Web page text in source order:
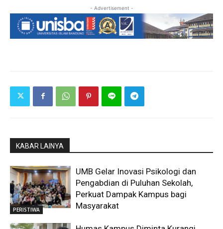
- Advertisement -
KABAR LAINYA
PERISTIWA
UMB Gelar Inovasi Psikologi dan
Pengabdian di Puluhan Sekolah,
Perkuat Dampak Kampus bagi
Masyarakat